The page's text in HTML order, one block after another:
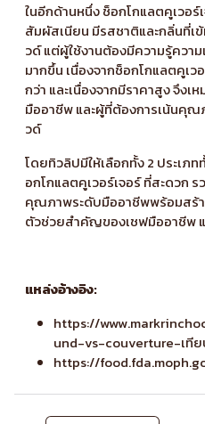
ในอีกด้านหนึ่ง ช็อกโกแลตคูเวอร์
สัมผัสเนียน มีรสชาติและกลิ่นที่เ
วด์ แต่ผู้ใช้งานต้องมีความรู้ควา
มากขึ้น เนื่องจากช็อกโกแลตคูเว
กว่า และเนื่องจากมีราคาสูง จึงเ
มืออาชีพและผู้ที่ต้องการเน้นคุ
วด์
โดยทิวลิปมีให้เลือกทั้ง 2 ประเภท
อกโกแลตคูเวอร์เจอร์ที่สะดวก ร
คุณภาพระดับมืออาชีพพร้อมสร้
ตัวช่วยสำคัญของเชฟมืออาชีพ
แหล่งอ้างอิง:
https://
und-vs-couverture-เที
https://